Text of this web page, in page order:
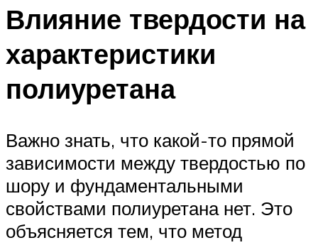
Влияние твердости на
характеристики
полиуретана
Важно знать, что какой-то прямой
зависимости между твердостью по
шору и фундаментальными
свойствами полиуретана нет. Это
объясняется тем, что метод